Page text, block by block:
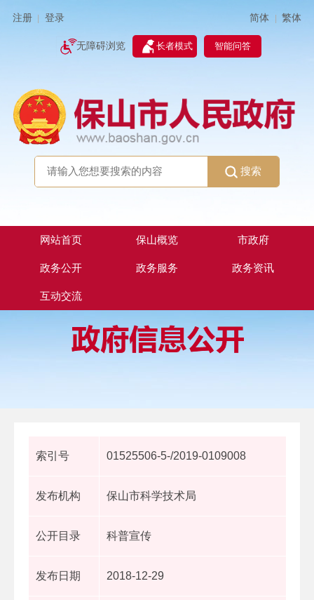
注册 登录 简体 | 繁体
无障碍浏览 长者模式 智能问答
搜索
网站首页 保山概览 市政府
政务公开 政务服务 政务资讯
互动交流
索引号 01525506-5-/2019-0109008
发布机构 保山市科学技术局
公开目录 科普宣传
发布日期 2018-12-29